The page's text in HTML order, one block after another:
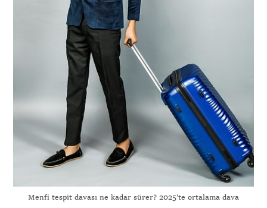
Menfi tespit davası ne kadar sürer? 2025’te ortalama dava